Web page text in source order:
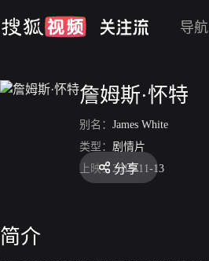
导航
詹姆斯·怀特
别名： James White
类型： 剧情片
上映： 2015-11-13
分享
简介